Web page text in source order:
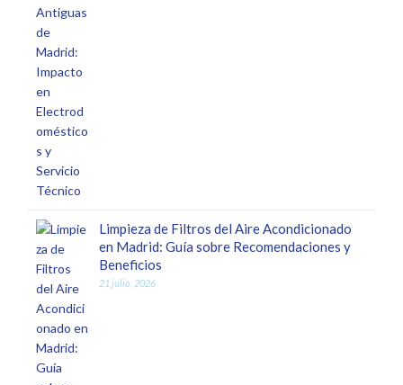
Limpieza de Filtros del Aire Acondicionado
en Madrid: Guía sobre Recomendaciones y
Beneficios
21 julio, 2026